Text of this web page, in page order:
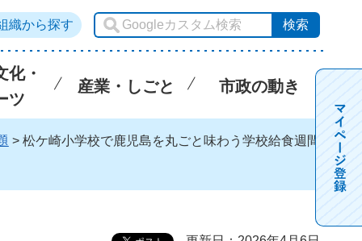
織から探す
化・
ツ
産業・しごと 市政の動き
> 松ケ崎小学校で鹿児島を丸ごと味わう学校給食週間